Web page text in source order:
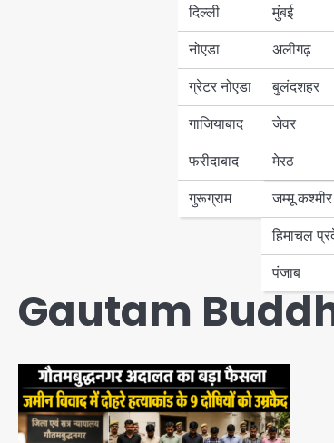
दिल्ली
नोएडा
ग्रेटर नोएडा
गाजियाबाद
फरीदाबाद
गुरूग्राम
मुंबई
उत्तर प्रदेश
अलीगढ़
बुलंदशहर
जेवर
मेरठ
बिहार
पंजाब
हरियाणा
जम्मू कश्मीर
हिमाचल
पंजाब
Gautam